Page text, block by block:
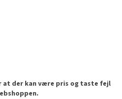
at der kan være pris og taste fejl